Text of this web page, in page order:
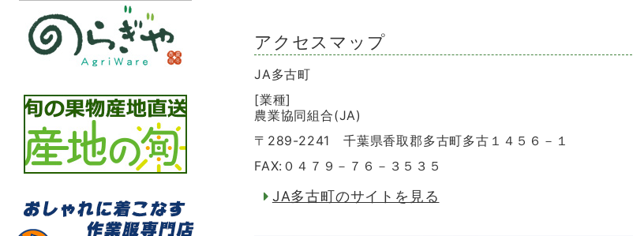
アクセスマップ
JA多古町
[業種]
農業協同組合(JA)
〒289-2241 千葉県香取郡多古町多古１４５６－１
FAX:０４７９－７６－３５３５
JA多古町のサイトを見る